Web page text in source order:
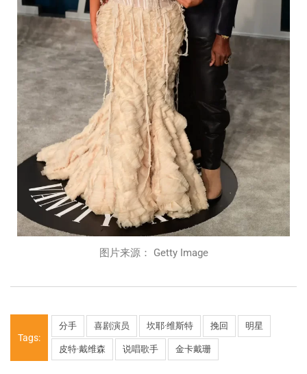
图片来源： Getty Image
Tags:
分手 喜剧演员 坎耶·维斯特 挽回 明星
皮特·戴维森 说唱歌手 金卡戴珊